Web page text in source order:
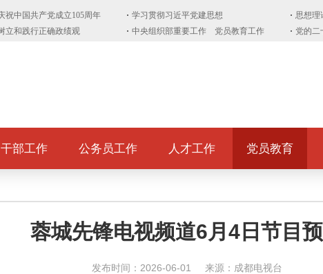
干部工作 公务员工作 人才工作 党员教育
蓉城先锋电视频道6月4日节目
发布时间：2026-06-01 来源：成都电视台